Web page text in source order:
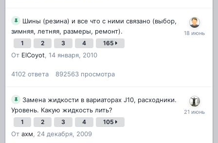
Шины (резина) и все что с ними связано (выбор,
зимняя, летняя, размеры, ремонт).
1 2 3 4 165
От ElCoyot, 14 января, 2010
4102 ответа 892563 просмотра
Замена жидкости в вариаторах J10, расходники.
Уровень. Какую жидкость лить?
1 2 3 4 105
От ахм, 24 декабря, 2009